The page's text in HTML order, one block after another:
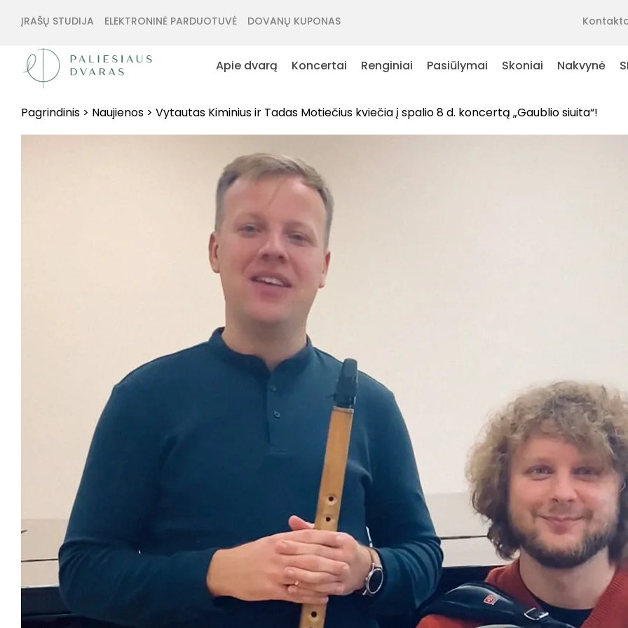
ĮRAŠŲ STUDIJA ELEKTRONINĖ PARDUOTUVĖ DOVANŲ KUPONAS
Apie dvarą Koncertai Renginiai Pasiūlymai Skoniai Nakvynė
Pagrindinis > Naujienos > Vytautas Kiminius ir Tadas Motiečius kviečia į spalio 8 d. koncertą „Gaublio siuita“!